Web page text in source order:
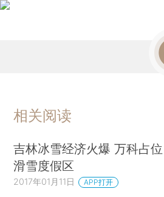
相关阅读
吉林冰雪经济火爆 万科占位
滑雪度假区
2017年01月11日 APP打开